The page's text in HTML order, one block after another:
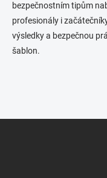
bezpečnostním tipům
profesionály i
výsledky a bezpečnou
šablon.